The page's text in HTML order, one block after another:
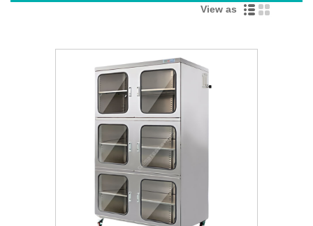
View as